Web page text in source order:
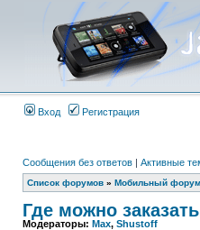
Вход Регистрация
Сообщения без ответов | Активные
Список форумов » Мобильный форум
Где можно
Модераторы: Max, Shustoff